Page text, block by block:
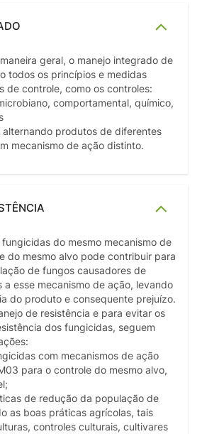
geral, o manejo integrado de
todos os princípios e medidas
de controle, como os controles:
comportamental, químico,
alternando produtos de diferentes
mecanismo de ação distinto.
do mesmo mecanismo de
do mesmo alvo pode contribuir para
de fungos causadores de
a esse mecanismo de ação, levando
do produto e consequente prejuízo.
de resistência e para evitar os
dos fungicidas, seguem
com mecanismos de ação
para o controle do mesmo alvo,
de redução da população de
as boas práticas agrícolas, tais
controles culturais, cultivares